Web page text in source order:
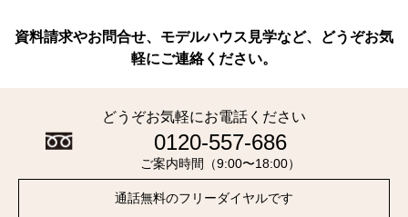
資料請求やお問合せ、モデルハウス見学など、どうぞお気
軽にご連絡ください。
どうぞお気軽にお電話ください
0120-557-686
ご案内時間（9:00〜18:00）
通話無料のフリーダイヤルです